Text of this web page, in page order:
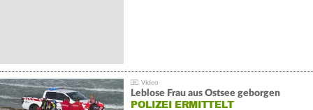
Leblose Frau aus Ostsee geborgen
POLIZEI ERMITTELT